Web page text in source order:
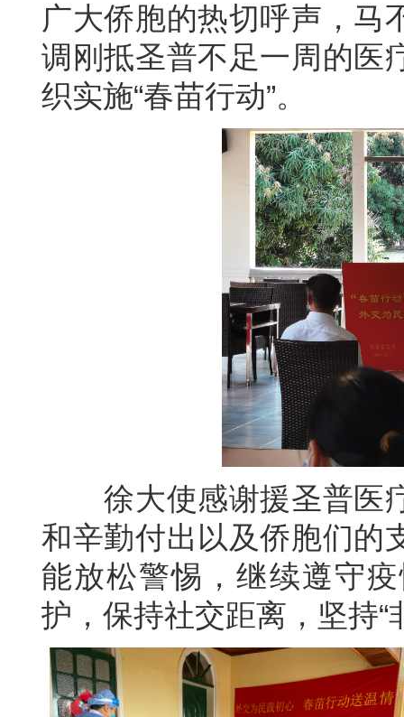
广大侨胞的热切呼声，马
调刚抵圣普不足一周的医
织实施“春苗行动”。
徐大使感谢援圣普医疗
和辛勤付出以及侨胞们的
能放松警惕，继续遵守
护，保持社交距离，坚持“